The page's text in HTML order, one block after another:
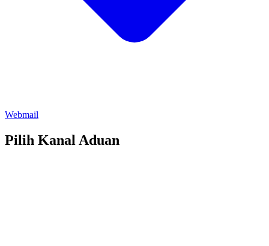
Webmail
Pilih Kanal Aduan